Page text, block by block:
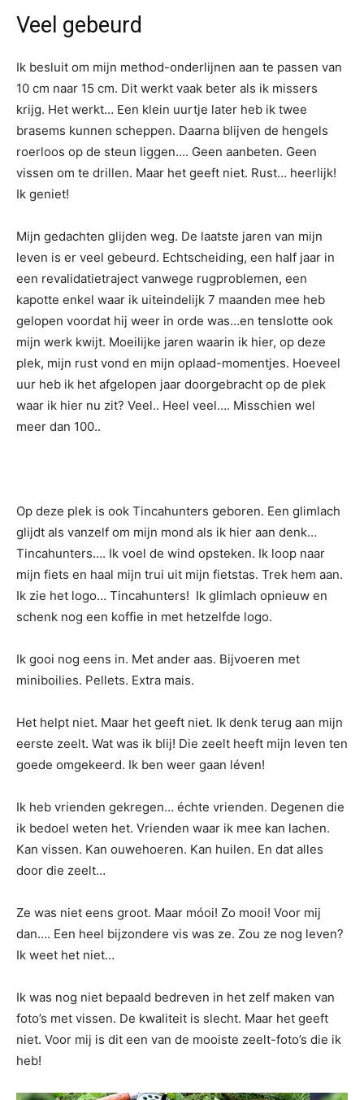
Veel gebeurd
Ik besluit om mijn method-onderlijnen aan te passen van
10 cm naar 15 cm. Dit werkt vaak beter als ik missers
krijg. Het werkt… Een klein uurtje later heb ik twee
brasems kunnen scheppen. Daarna blijven de hengels
roerloos op de steun liggen…. Geen aanbeten. Geen
vissen om te drillen. Maar het geeft niet. Rust… heerlijk!
Ik geniet!
Mijn gedachten glijden weg. De laatste jaren van mijn
leven is er veel gebeurd. Echtscheiding, een half jaar in
een revalidatietraject vanwege rugproblemen, een
kapotte enkel waar ik uiteindelijk 7 maanden mee heb
gelopen voordat hij weer in orde was…en tenslotte ook
mijn werk kwijt. Moeilijke jaren waarin ik hier, op deze
plek, mijn rust vond en mijn oplaad-momentjes. Hoeveel
uur heb ik het afgelopen jaar doorgebracht op de plek
waar ik hier nu zit? Veel.. Heel veel…. Misschien wel
meer dan 100..
Op deze plek is ook Tincahunters geboren. Een glimlach
glijdt als vanzelf om mijn mond als ik hier aan denk…
Tincahunters…. Ik voel de wind opsteken. Ik loop naar
mijn fiets en haal mijn trui uit mijn fietstas. Trek hem aan.
Ik zie het logo… Tincahunters! Ik glimlach opnieuw en
schenk nog een koffie in met hetzelfde logo.
Ik gooi nog eens in. Met ander aas. Bijvoeren met
miniboilies. Pellets. Extra mais.
Het helpt niet. Maar het geeft niet. Ik denk terug aan mijn
eerste zeelt. Wat was ik blij! Die zeelt heeft mijn leven ten
goede omgekeerd. Ik ben weer gaan léven!
Ik heb vrienden gekregen… échte vrienden. Degenen die
ik bedoel weten het. Vrienden waar ik mee kan lachen.
Kan vissen. Kan ouwehoeren. Kan huilen. En dat alles
door die zeelt…
Ze was niet eens groot. Maar móoi! Zo mooi! Voor mij
dan…. Een heel bijzondere vis was ze. Zou ze nog leven?
Ik weet het niet…
Ik was nog niet bepaald bedreven in het zelf maken van
foto’s met vissen. De kwaliteit is slecht. Maar het geeft
niet. Voor mij is dit een van de mooiste zeelt-foto’s die ik
heb!